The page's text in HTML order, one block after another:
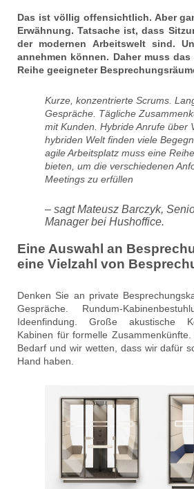
Das ist völlig offensichtlich. Aber
Erwähnung. Tatsache ist, dass
der modernen Arbeitswelt sind.
annehmen können. Daher muss
Reihe geeigneter
Kurze, konzentrierte Scrums.
Gespräche. Tägliche
mit Kunden. Hybride Anrufe über
hybriden Welt finden viele
agile Arbeitsplatz muss eine
bieten, um die verschiedenen
Meetings zu erfüllen
– sagt Mateusz Barczyk,
Manager bei Hushoffice.
Eine Auswahl an
eine Vielzahl von
Denken Sie an private
Gespräche. Rundum-
Ideenfindung. Große akustische
Kabinen für formelle
Bedarf und wir wetten, dass wir dafür
Hand haben.